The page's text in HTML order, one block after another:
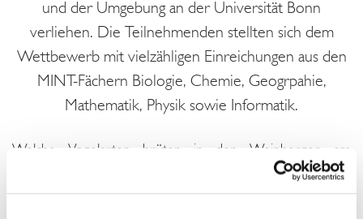
und der Umgebung an der Universität Bonn
verliehen. Die Teilnehmenden stellten sich dem
Wettbewerb mit vielzähligen Einreichungen aus den
MINT-Fächern Biologie, Chemie, Geogrpahie,
Mathematik, Physik sowie Informatik.
Welche Vogelarten brüten in den Weinbergen am
Drachenfels? Wertet die rheinische Apfelroute den
Tourismus in der Region auf? Wie lassen sich
Computerviren bekämpfen? Solche Fragen untersuchten